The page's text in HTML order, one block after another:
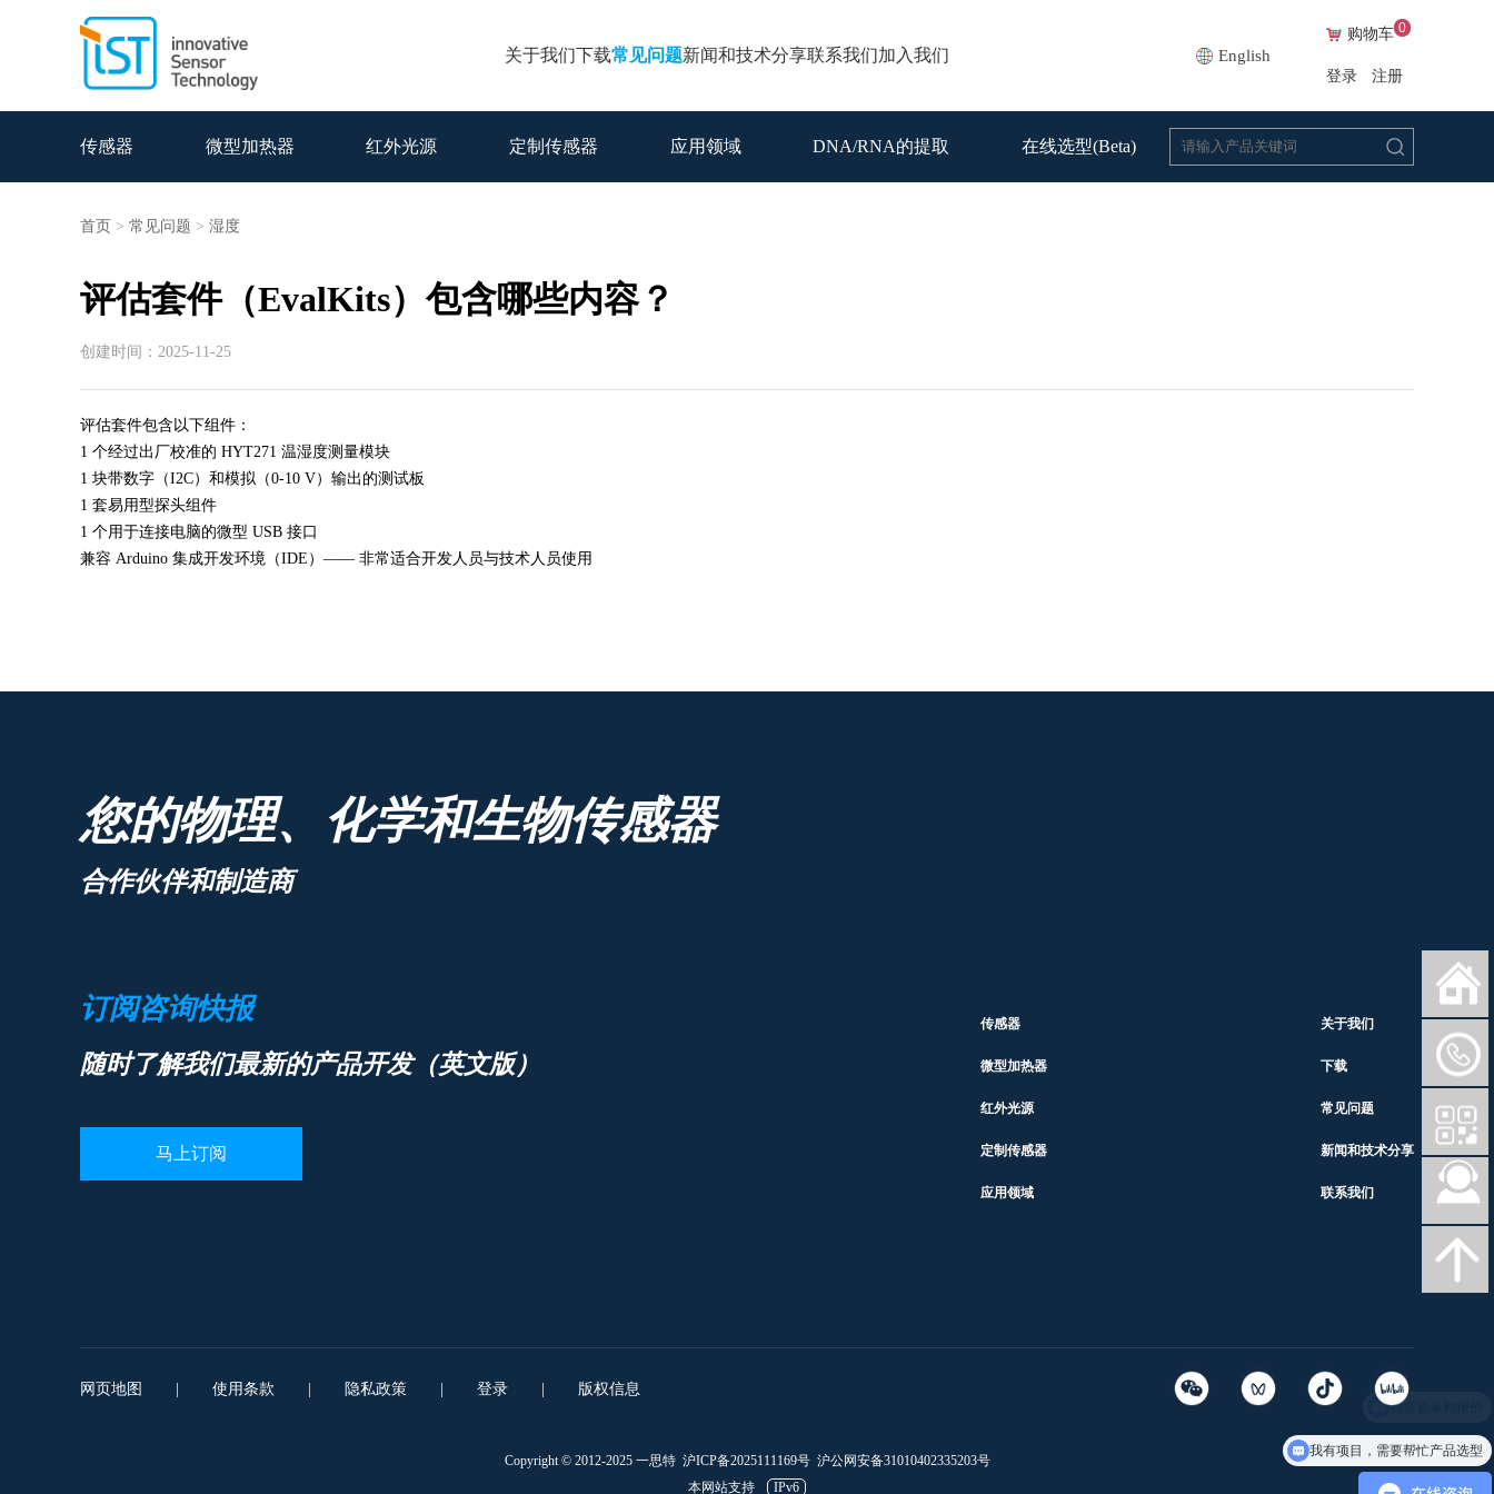
关于我们下载常见问题新闻和技术分享联系我们加入我们 English
购物车 0
登录 注册
传感器 微型加热器 红外光源 定制传感器 应用领域 DNA/RNA的提取 在线选型(Beta)
首页 > 常见问题 > 湿度
评估套件（EvalKits）包含哪些内容？
创建时间：2025-11-25
评估套件包含以下组件：
1 个经过出厂校准的 HYT271 温湿度测量模块
1 块带数字（I2C）和模拟（0-10 V）输出的测试板
1 套易用型探头组件
1 个用于连接电脑的微型 USB 接口
兼容 Arduino 集成开发环境（IDE）—— 非常适合开发人员与技术人员使用
您的物理、化学和生物传感器
合作伙伴和制造商
订阅咨询快报
随时了解我们最新的产品开发（英文版）
马上订阅
传感器
微型加热器
红外光源
定制传感器
应用领域
关于我们
下载
常见问题
新闻和技术分享
联系我们
网页地图 使用条款 隐私政策 登录 版权信息
Copyright © 2012-2025 一思特 沪ICP备2025111169号 沪公网安备31010402335203号
本网站支持
IPv6
我需要采购报价
我有项目，需要帮忙产品选型